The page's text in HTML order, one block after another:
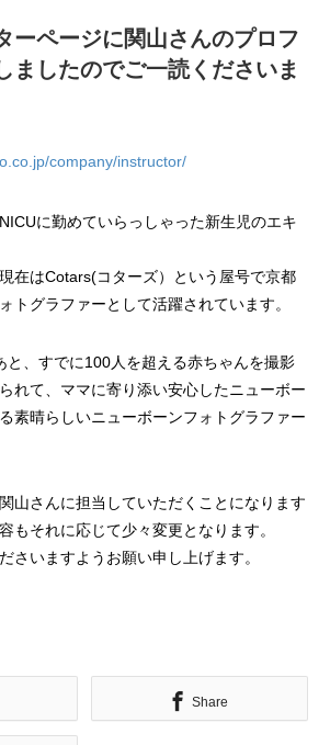
ーページに関山さんのプロフ
ましたのでご一読くださいま
company/instructor/
に勤めていらっしゃった新生児のエキ
在はCotars(コターズ）という屋号で京都
トグラファーとして活躍されています。
と、すでに100人を超える赤ちゃんを撮影
れて、ママに寄り添い安心したニューボー
素晴らしいニューボーンフォトグラファー
山さんに担当していただくことになります
もそれに応じて少々変更となります。
さいますようお願い申し上げます。
Share